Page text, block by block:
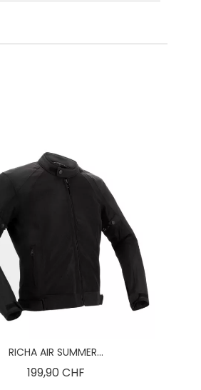
RICHA AIR SUMMER...
199,90 CHF